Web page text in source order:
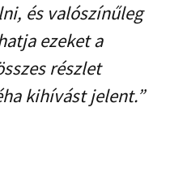
és valószínűleg
ezeket a
részlet
kihívást jelent.”